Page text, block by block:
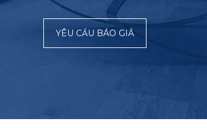
YÊU CẦU BÁO GIÁ